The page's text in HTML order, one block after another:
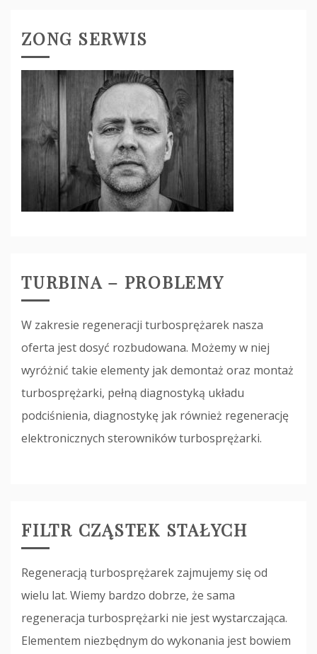
ZONG SERWIS
TURBINA – PROBLEMY
W zakresie regeneracji turbosprężarek nasza
oferta jest dosyć rozbudowana. Możemy w niej
wyróżnić takie elementy jak demontaż oraz montaż
turbosprężarki, pełną diagnostyką układu
podciśnienia, diagnostykę jak również regenerację
elektronicznych sterowników turbosprężarki.
FILTR CZĄSTEK STAŁYCH
Regeneracją turbosprężarek zajmujemy się od
wielu lat. Wiemy bardzo dobrze, że sama
regeneracja turbosprężarki nie jest wystarczająca.
Elementem niezbędnym do wykonania jest bowiem